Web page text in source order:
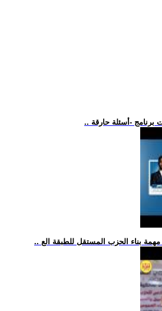
بناء الحزب المستقل للطبقة الع